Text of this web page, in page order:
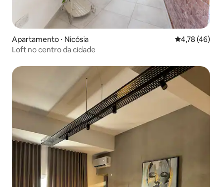
Apartamento ⋅ Nicósia 4,78 de uma
4,78 (46)
Loft no centro da cidade